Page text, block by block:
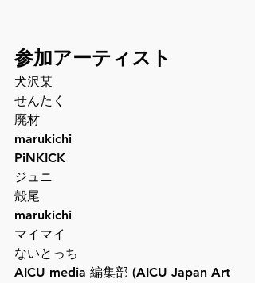
参加アーティスト
犬沢某
せんたく
廃材
marukichi
PiNKICK
ジュニ
殻尾
marukichi
マイマイ
ないとっち
AICU media 編集部 (AICU Japan Art